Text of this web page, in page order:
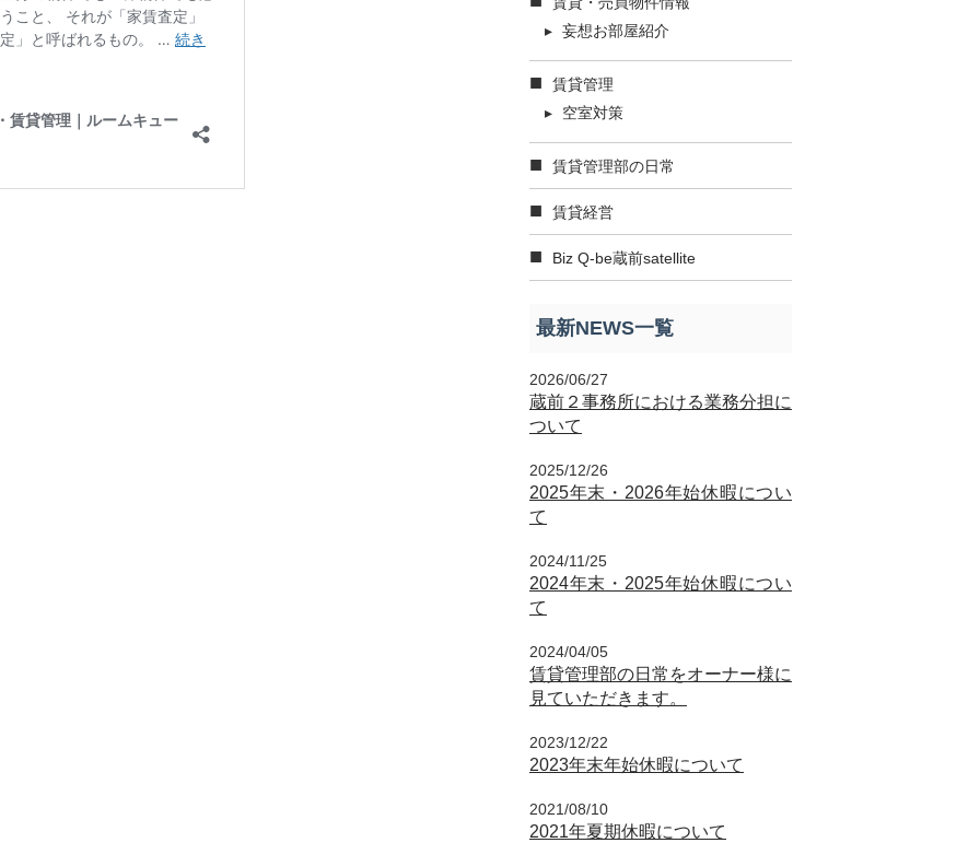
妄想お部屋紹介
賃貸管理
空室対策
賃貸管理部の日常
賃貸経営
Biz Q-be蔵前satellite
最新NEWS一覧
2026/06/27
蔵前２事務所における業務分担に
ついて
2025/12/26
2025年末・2026年始休暇につい
て
2024/11/25
2024年末・2025年始休暇につい
て
2024/04/05
賃貸管理部の日常をオーナー様に
見ていただきます。
2023/12/22
2023年末年始休暇について
2021/08/10
2021年夏期休暇について